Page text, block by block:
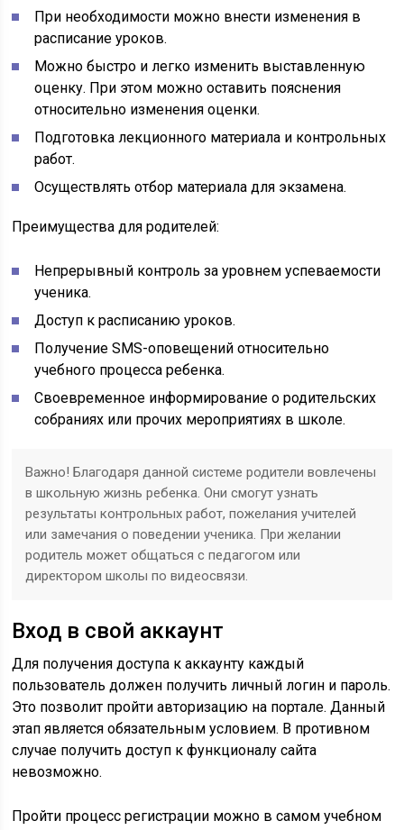
При необходимости можно внести изменения в
расписание уроков.
Можно быстро и легко изменить выставленную
оценку. При этом можно оставить пояснения
относительно изменения оценки.
Подготовка лекционного материала и контрольных
работ.
Осуществлять отбор материала для экзамена.
Преимущества для родителей:
Непрерывный контроль за уровнем успеваемости
ученика.
Доступ к расписанию уроков.
Получение SMS-оповещений относительно
учебного процесса ребенка.
Своевременное информирование о родительских
собраниях или прочих мероприятиях в школе.
Важно! Благодаря данной системе родители вовлечены
в школьную жизнь ребенка. Они смогут узнать
результаты контрольных работ, пожелания учителей
или замечания о поведении ученика. При желании
родитель может общаться с педагогом или
директором школы по видеосвязи.
Вход в свой аккаунт
Для получения доступа к аккаунту каждый
пользователь должен получить личный логин и пароль.
Это позволит пройти авторизацию на портале. Данный
этап является обязательным условием. В противном
случае получить доступ к функционалу сайта
невозможно.
Пройти процесс регистрации можно в самом учебном